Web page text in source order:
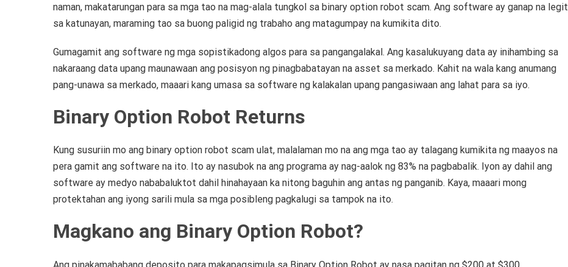
naman, makatarungan para sa mga tao na mag-alala tungkol sa binary option robot scam. Ang software ay ganap na legit
sa katunayan, maraming tao sa buong paligid ng trabaho ang matagumpay na kumikita dito.
Gumagamit ang software ng mga sopistikadong algos para sa pangangalakal. Ang kasalukuyang data ay inihambing sa
nakaraang data upang maunawaan ang posisyon ng pinagbabatayan na asset sa merkado. Kahit na wala kang anumang
pang-unawa sa merkado, maaari kang umasa sa software ng kalakalan upang pangasiwaan ang lahat para sa iyo.
Binary Option Robot Returns
Kung susuriin mo ang binary option robot scam ulat, malalaman mo na ang mga tao ay talagang kumikita ng maayos na
pera gamit ang software na ito. Ito ay nasubok na ang programa ay nag-aalok ng 83% na pagbabalik. Iyon ay dahil ang
software ay medyo nababaluktot dahil hinahayaan ka nitong baguhin ang antas ng panganib. Kaya, maaari mong
protektahan ang iyong sarili mula sa mga posibleng pagkalugi sa tampok na ito.
Magkano ang Binary Option Robot?
Ang pinakamababang deposito para makapagsimula sa Binary Option Robot ay nasa pagitan ng $200 at $300.